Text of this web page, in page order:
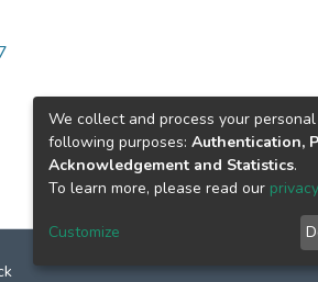
We collect and process your
following purposes: Authentication,
Acknowledgement and Statistics.
To learn more, please read our
Customize